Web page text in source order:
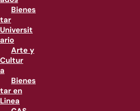
Bienes
tar
Universit
ario
Arte y
Cultur
a
Bienes
tar en
Linea